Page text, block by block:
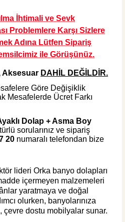
Bataryası
BEDAVA
İhtimali ve Sevk
Problemlere Karşı Sizlere
Adına Lütfen Sipariş
ile Görüşünüz.
Aksesuar DAHİL DEĞİLDİR.
Göre Değişiklik
Mesafelerde Ücret Farkı
Dolap + Asma Boy
sorularınız ve sipariş
20 numaralı telefondan bize
lideri Orka banyo dolapları
içermeyen malzemeleri
yaratmaya ve doğal
olurken, banyolarınıza
çevre dostu mobilyalar sunar.